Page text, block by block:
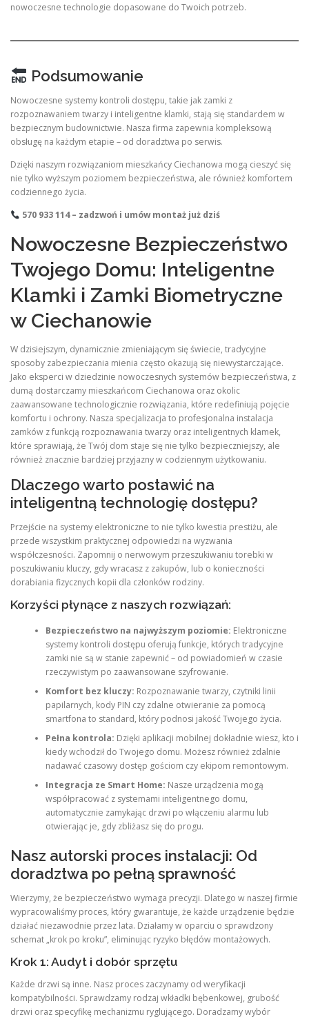
nowoczesne technologie dopasowane do Twoich potrzeb.
Podsumowanie
Nowoczesne systemy kontroli dostępu, takie jak zamki z
rozpoznawaniem twarzy i inteligentne klamki, stają się standardem w
bezpiecznym budownictwie. Nasza firma zapewnia kompleksową
obsługę na każdym etapie – od doradztwa po serwis.
Dzięki naszym rozwiązaniom mieszkańcy Ciechanowa mogą cieszyć się
nie tylko wyższym poziomem bezpieczeństwa, ale również komfortem
codziennego życia.
570 933 114 – zadzwoń i umów montaż już dziś
Nowoczesne Bezpieczeństwo
Twojego Domu: Inteligentne
Klamki i Zamki Biometryczne
w Ciechanowie
W dzisiejszym, dynamicznie zmieniającym się świecie, tradycyjne
sposoby zabezpieczania mienia często okazują się niewystarczające.
Jako eksperci w dziedzinie nowoczesnych systemów bezpieczeństwa, z
dumą dostarczamy mieszkańcom Ciechanowa oraz okolic
zaawansowane technologicznie rozwiązania, które redefiniują pojęcie
komfortu i ochrony. Nasza specjalizacja to profesjonalna instalacja
zamków z funkcją rozpoznawania twarzy oraz inteligentnych klamek,
które sprawiają, że Twój dom staje się nie tylko bezpieczniejszy, ale
również znacznie bardziej przyjazny w codziennym użytkowaniu.
Dlaczego warto postawić na
inteligentną technologię dostępu?
Przejście na systemy elektroniczne to nie tylko kwestia prestiżu, ale
przede wszystkim praktycznej odpowiedzi na wyzwania
współczesności. Zapomnij o nerwowym przeszukiwaniu torebki w
poszukiwaniu kluczy, gdy wracasz z zakupów, lub o konieczności
dorabiania fizycznych kopii dla członków rodziny.
Korzyści płynące z naszych rozwiązań:
Bezpieczeństwo na najwyższym poziomie: Elektroniczne
systemy kontroli dostępu oferują funkcje, których tradycyjne
zamki nie są w stanie zapewnić – od powiadomień w czasie
rzeczywistym po zaawansowane szyfrowanie.
Komfort bez kluczy: Rozpoznawanie twarzy, czytniki linii
papilarnych, kody PIN czy zdalne otwieranie za pomocą
smartfona to standard, który podnosi jakość Twojego życia.
Pełna kontrola: Dzięki aplikacji mobilnej dokładnie wiesz, kto i
kiedy wchodził do Twojego domu. Możesz również zdalnie
nadawać czasowy dostęp gościom czy ekipom remontowym.
Integracja ze Smart Home: Nasze urządzenia mogą
współpracować z systemami inteligentnego domu,
automatycznie zamykając drzwi po włączeniu alarmu lub
otwierając je, gdy zbliżasz się do progu.
Nasz autorski proces instalacji: Od
doradztwa po pełną sprawność
Wierzymy, że bezpieczeństwo wymaga precyzji. Dlatego w naszej firmie
wypracowaliśmy proces, który gwarantuje, że każde urządzenie będzie
działać niezawodnie przez lata. Działamy w oparciu o sprawdzony
schemat „krok po kroku”, eliminując ryzyko błędów montażowych.
Krok 1: Audyt i dobór sprzętu
Każde drzwi są inne. Nasz proces zaczynamy od weryfikacji
kompatybilności. Sprawdzamy rodzaj wkładki bębenkowej, grubość
drzwi oraz specyfikę mechanizmu ryglującego. Doradzamy wybór